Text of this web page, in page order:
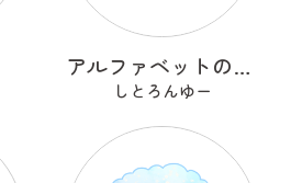
アルファベットのOのおーまる
しとろんゆー